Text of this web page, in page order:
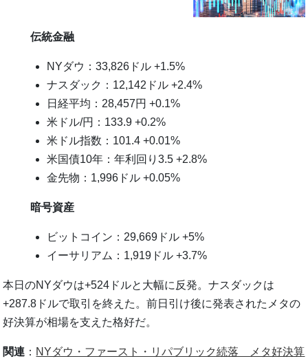
伝統金融
NYダウ：33,826ドル +1.5%
ナスダック：12,142ドル +2.4%
日経平均：28,457円 +0.1%
米ドル/円：133.9 +0.2%
米ドル指数：101.4 +0.01%
米国債10年：年利回り3.5 +2.8%
金先物：1,996ドル +0.05%
暗号資産
ビットコイン：29,669ドル +5%
イーサリアム：1,919ドル +3.7%
本日のNYダウは+524ドルと大幅に反発。ナスダックは
+287.8ドルで取引を終えた。前日引け後に発表されたメタの
好決算が相場を支えた格好だ。
関連 ： NYダウ・ファースト・リパブリック続落 メタ好決算